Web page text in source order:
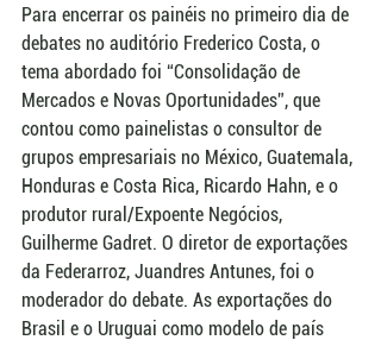
Para encerrar os painéis no primeiro dia de
debates no auditório Frederico Costa, o
tema abordado foi “Consolidação de
Mercados e Novas Oportunidades”, que
contou como painelistas o consultor de
grupos empresariais no México, Guatemala,
Honduras e Costa Rica, Ricardo Hahn, e o
produtor rural/Expoente Negócios,
Guilherme Gadret. O diretor de exportações
da Federarroz, Juandres Antunes, foi o
moderador do debate. As exportações do
Brasil e o Uruguai como modelo de país